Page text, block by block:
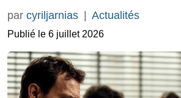
par cyriljarnias Actualités
Publié le 6 juillet 2026